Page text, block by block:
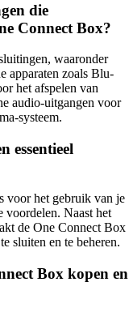
die
Connect Box?
waaronder
apparaten zoals Blu-
het afspelen van
audio-uitgangen voor
systeem.
essentieel
voor het gebruik van je
voordelen. Naast het
de One Connect Box
sluiten en te beheren.
Box kopen en